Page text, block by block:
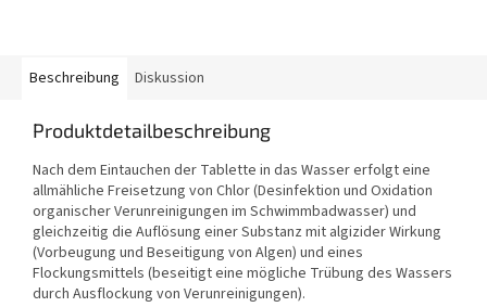
Beschreibung Diskussion
Produktdetailbeschreibung
Nach dem Eintauchen der Tablette in das Wasser erfolgt eine
allmähliche Freisetzung von Chlor (Desinfektion und Oxidation
organischer Verunreinigungen im Schwimmbadwasser) und
gleichzeitig die Auflösung einer Substanz mit algizider Wirkung
(Vorbeugung und Beseitigung von Algen) und eines
Flockungsmittels (beseitigt eine mögliche Trübung des Wassers
durch Ausflockung von Verunreinigungen).